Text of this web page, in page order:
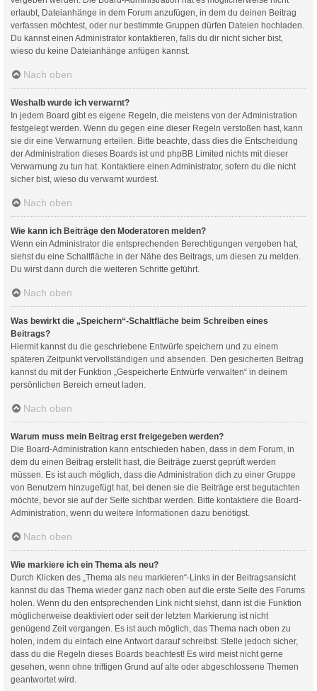
erlaubt, Dateianhänge in dem Forum anzufügen, in dem du deinen Beitrag
verfassen möchtest, oder nur bestimmte Gruppen dürfen Dateien hochladen.
Du kannst einen Administrator kontaktieren, falls du dir nicht sicher bist,
wieso du keine Dateianhänge anfügen kannst.
Nach oben
Weshalb wurde ich verwarnt?
In jedem Board gibt es eigene Regeln, die meistens von der Administration
festgelegt werden. Wenn du gegen eine dieser Regeln verstoßen hast, kann
sie dir eine Verwarnung erteilen. Bitte beachte, dass dies die Entscheidung
der Administration dieses Boards ist und phpBB Limited nichts mit dieser
Verwarnung zu tun hat. Kontaktiere einen Administrator, sofern du die nicht
sicher bist, wieso du verwarnt wurdest.
Nach oben
Wie kann ich Beiträge den Moderatoren melden?
Wenn ein Administrator die entsprechenden Berechtigungen vergeben hat,
siehst du eine Schaltfläche in der Nähe des Beitrags, um diesen zu melden.
Du wirst dann durch die weiteren Schritte geführt.
Nach oben
Was bewirkt die „Speichern“-Schaltfläche beim Schreiben eines
Beitrags?
Hiermit kannst du die geschriebene Entwürfe speichern und zu einem
späteren Zeitpunkt vervollständigen und absenden. Den gesicherten Beitrag
kannst du mit der Funktion „Gespeicherte Entwürfe verwalten“ in deinem
persönlichen Bereich erneut laden.
Nach oben
Warum muss mein Beitrag erst freigegeben werden?
Die Board-Administration kann entschieden haben, dass in dem Forum, in
dem du einen Beitrag erstellt hast, die Beiträge zuerst geprüft werden
müssen. Es ist auch möglich, dass die Administration dich zu einer Gruppe
von Benutzern hinzugefügt hat, bei denen sie die Beiträge erst begutachten
möchte, bevor sie auf der Seite sichtbar werden. Bitte kontaktiere die Board-
Administration, wenn du weitere Informationen dazu benötigst.
Nach oben
Wie markiere ich ein Thema als neu?
Durch Klicken des „Thema als neu markieren“-Links in der Beitragsansicht
kannst du das Thema wieder ganz nach oben auf die erste Seite des Forums
holen. Wenn du den entsprechenden Link nicht siehst, dann ist die Funktion
möglicherweise deaktiviert oder seit der letzten Markierung ist nicht
genügend Zeit vergangen. Es ist auch möglich, das Thema nach oben zu
holen, indem du einfach eine Antwort darauf schreibst. Stelle jedoch sicher,
dass du die Regeln dieses Boards beachtest! Es wird meist nicht gerne
gesehen, wenn ohne triftigen Grund auf alte oder abgeschlossene Themen
geantwortet wird.